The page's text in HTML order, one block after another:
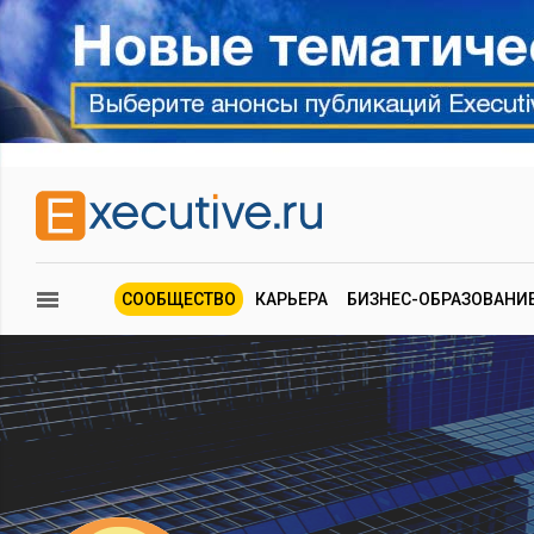
СООБЩЕСТВО КАРЬЕРА БИЗНЕС-